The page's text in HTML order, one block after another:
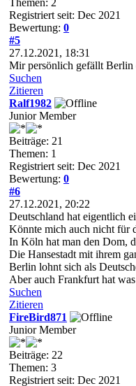
Registriert seit: Dec 2021
Bewertung: 0
#5
27.12.2021, 18:31
Mir persönlich gefällt Berlin
Suchen
Zitieren
Ralf1982
Junior Member
Beiträge: 21
Themen: 1
Registriert seit: Dec 2021
Bewertung: 0
#6
27.12.2021, 20:22
Deutschland hat eigentlich
Könnte mich auch nicht für
In Köln hat man den Dom,
Die Hansestadt mit ihrem
Berlin lohnt sich als
Aber auch Frankfurt hat
Suchen
Zitieren
FireBird871
Junior Member
Beiträge: 22
Themen: 3
Registriert seit: Dec 2021